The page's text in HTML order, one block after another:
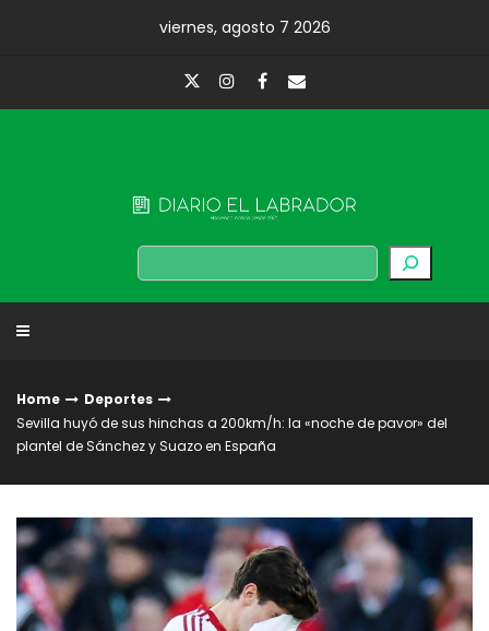
viernes, agosto 7 2026
Buscar
Home
Deportes
Sevilla huyó de sus hinchas a 200km/h: la «noche de pavor» del
plantel de Sánchez y Suazo en España